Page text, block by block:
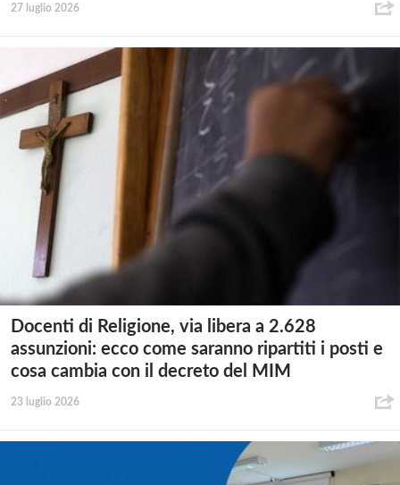
27 luglio 2026
Docenti di Religione, via libera a 2.628
assunzioni: ecco come saranno ripartiti i posti e
cosa cambia con il decreto del MIM
23 luglio 2026